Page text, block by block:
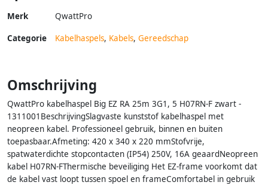
Merk QwattPro
Categorie Kabelhaspels, Kabels, Gereedschap
Omschrijving
QwattPro kabelhaspel Big EZ RA 25m 3G1, 5 H07RN-F zwart -
1311001BeschrijvingSlagvaste kunststof kabelhaspel met
neopreen kabel. Professioneel gebruik, binnen en buiten
toepasbaar.Afmeting: 420 x 340 x 220 mmStofvrije,
spatwaterdichte stopcontacten (IP54) 250V, 16A geaardNeopreen
kabel H07RN-FThermische beveiliging Het EZ-frame voorkomt dat
de kabel vast loopt tussen spoel en frameComfortabel in gebruik